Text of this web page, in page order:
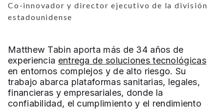
Co-innovador y director ejecutivo de la división
estadounidense
Matthew Tabin aporta más de 34 años de
experiencia entrega de soluciones tecnológicas
en entornos complejos y de alto riesgo. Su
trabajo abarca plataformas sanitarias, legales,
financieras y empresariales, donde la
confiabilidad, el cumplimiento y el rendimiento